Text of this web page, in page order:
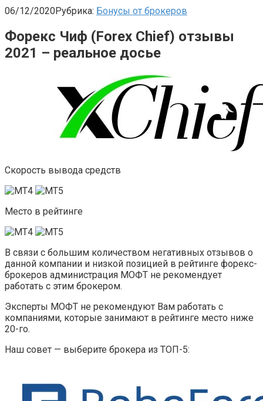
06/12/2020Рубрика: Бонусы от брокеров
Форекс Чиф (Forex Chief) отзывы
2021 – реальное досье
Скорость вывода средств
Место в рейтинге
В связи с большим количеством негативных отзывов о
данной компании и низкой позицией в рейтинге форекс-
брокеров администрация МОФТ не рекомендует
работать с этим брокером.
Эксперты МОФТ не рекомендуют Вам работать с
компаниями, которые занимают в рейтинге место ниже
20-го.
Наш совет — выберите брокера из ТОП-5: